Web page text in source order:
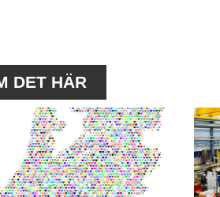
DET HÄR